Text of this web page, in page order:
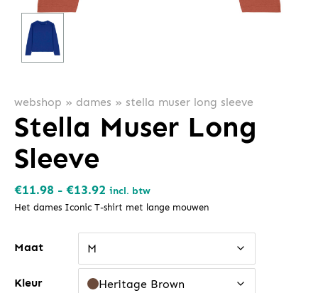
webshop » dames » stella muser long sleeve
Stella Muser Long
Sleeve
€11.98 - €13.92 Prijsklasse:
€11.98
tot
incl. btw
Het dames Iconic T-shirt met lange mouwen
Maat M
Kleur Heritage Brown